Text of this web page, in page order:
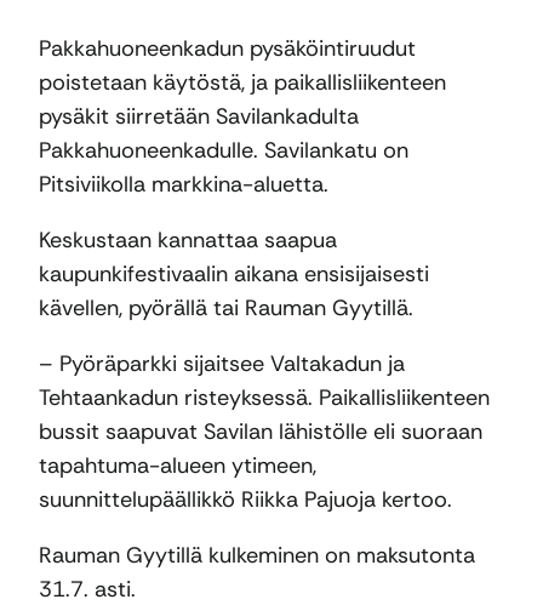
Pakkahuoneenkadun pysäköintiruudut
poistetaan käytöstä, ja paikallisliikenteen
pysäkit siirretään Savilankadulta
Pakkahuoneenkadulle. Savilankatu on
Pitsiviikolla markkina-aluetta.
Keskustaan kannattaa saapua
kaupunkifestivaalin aikana ensisijaisesti
kävellen, pyörällä tai Rauman Gyytillä.
– Pyöräparkki sijaitsee Valtakadun ja
Tehtaankadun risteyksessä. Paikallisliikenteen
bussit saapuvat Savilan lähistölle eli suoraan
tapahtuma-alueen ytimeen,
suunnittelupäällikkö Riikka Pajuoja kertoo.
Rauman Gyytillä kulkeminen on maksutonta
31.7. asti.